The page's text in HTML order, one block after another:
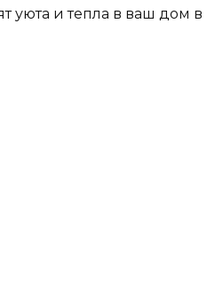
уюта и тепла в ваш дом в